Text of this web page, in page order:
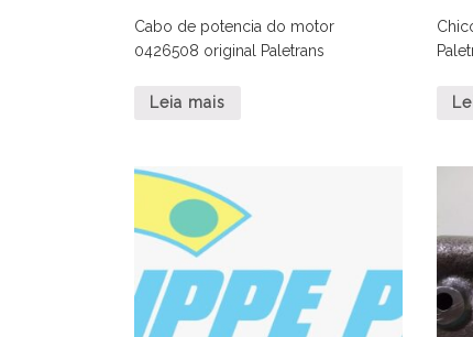
Cabo de potencia do motor
0426508 original Paletrans
Leia mais